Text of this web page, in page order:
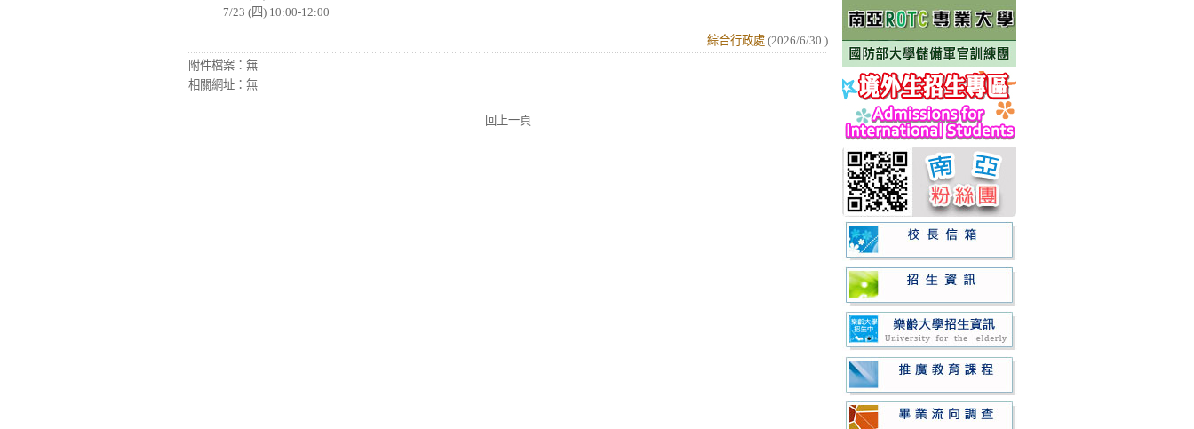
7/23 (四) 10:00-12:00
綜合行政處 (2026/6/30 )
附件檔案： 無
相關網址： 無
回上一頁